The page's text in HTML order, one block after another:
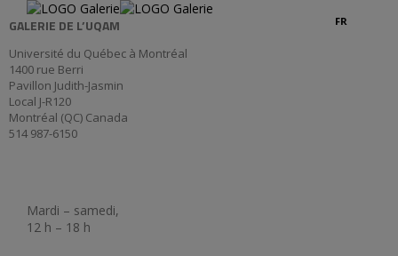
FR
GALERIE DE L’UQAM
Université du Québec à Montréal
1400 rue Berri
Pavillon Judith-Jasmin
Local J-R120
Montréal (QC) Canada
514 987-6150
Mardi – samedi,
12 h – 18 h